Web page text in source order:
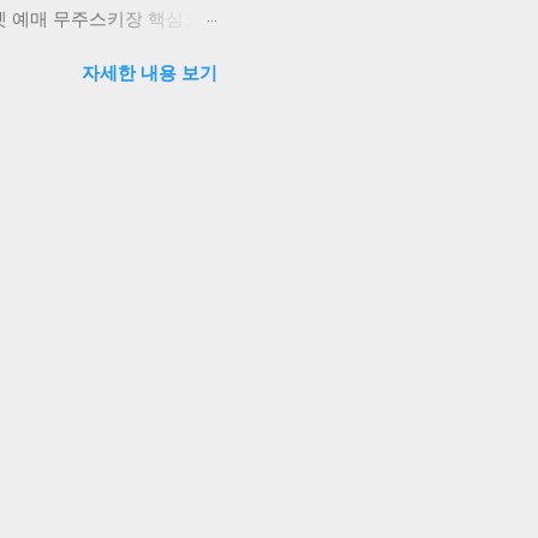
매 무주스키장 핵심코
수 있어 하루 종일 스키
자세한 내용 보기